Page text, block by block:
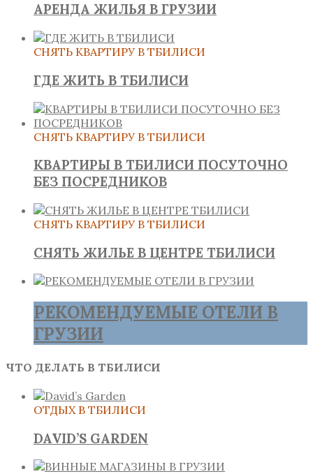
АРЕНДА ЖИЛЬЯ В ГРУЗИИ
СНЯТЬ КВАРТИРУ В ТБИЛИСИ
ГДЕ ЖИТЬ В ТБИЛИСИ
СНЯТЬ КВАРТИРУ В ТБИЛИСИ
КВАРТИРЫ В ТБИЛИСИ ПОСУТОЧНО
БЕЗ ПОСРЕДНИКОВ
СНЯТЬ КВАРТИРУ В ТБИЛИСИ
СНЯТЬ ЖИЛЬЕ В ЦЕНТРЕ ТБИЛИСИ
РЕКОМЕНДУЕМЫЕ ОТЕЛИ В
ГРУЗИИ
ЧТО ДЕЛАТЬ В ТБИЛИСИ
ОТДЫХ В ТБИЛИСИ
DAVID’S GARDEN